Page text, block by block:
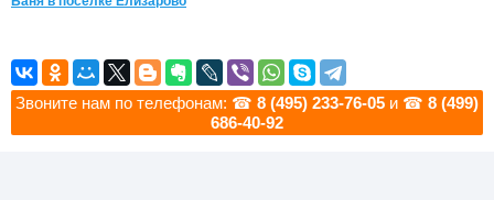
Звоните нам по телефонам: ☎ 8 (495) 233-76-05 и ☎ 8 (499)
686-40-92